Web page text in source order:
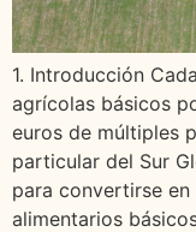
1. Introducción
agrícolas básicos
euros de múltiples
particular del Sur
para convertirse
alimentarios